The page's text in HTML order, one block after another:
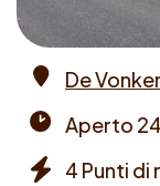
De
times
Aperto
4 Punti di